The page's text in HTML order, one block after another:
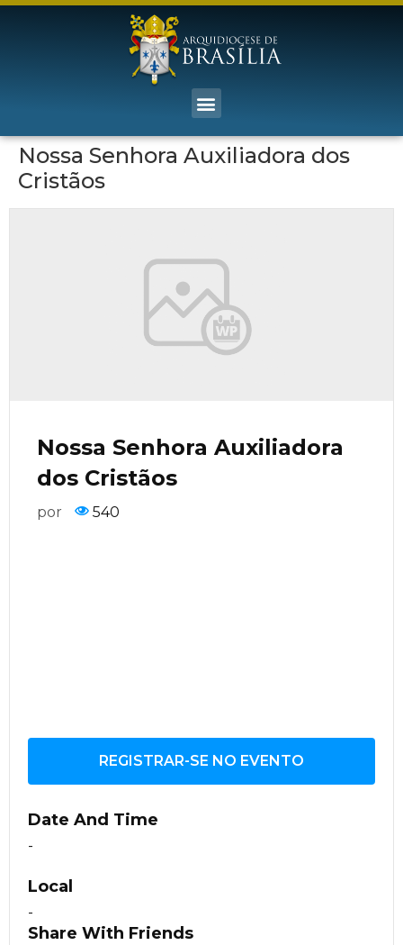
Nossa Senhora Auxiliadora dos
Cristãos
Nossa Senhora Auxiliadora
dos Cristãos
por 540
REGISTRAR-SE NO EVENTO
Date And Time
-
Local
-
Share With Friends